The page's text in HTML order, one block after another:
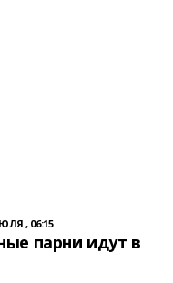
, 06:15
парни идут в